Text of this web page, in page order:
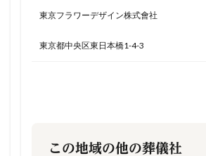
東京フラワーデザイン株式會社
東京都中央区東日本橋1-4-3
この地域の他の葬儀社